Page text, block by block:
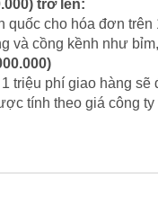
trở lên:
quốc cho hóa đơn trên
và cồng kềnh như
triệu phí giao hàng sẽ
tính theo giá công